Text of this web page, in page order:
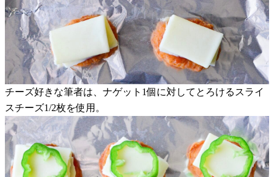
チーズ好きな筆者は、ナゲット1個に対してとろけるスライ
スチーズ1/2枚を使用。